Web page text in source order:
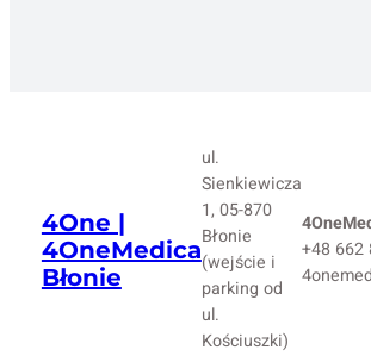
4One |
4OneMedica
Błonie
ul.
Sienkiewicza
1, 05-870
Błonie
(wejście i
parking od
ul.
Kościuszki)
+48 662